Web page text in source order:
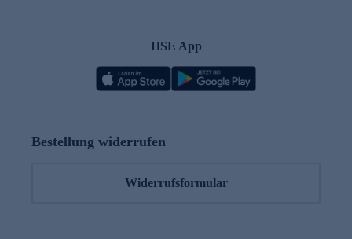
HSE App
Bestellung widerrufen
Widerrufsformular